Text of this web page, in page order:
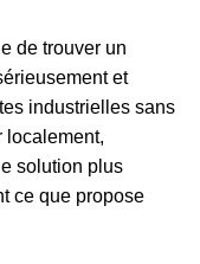
de trouver un
et
industrielles sans
localement,
solution plus
ce que propose